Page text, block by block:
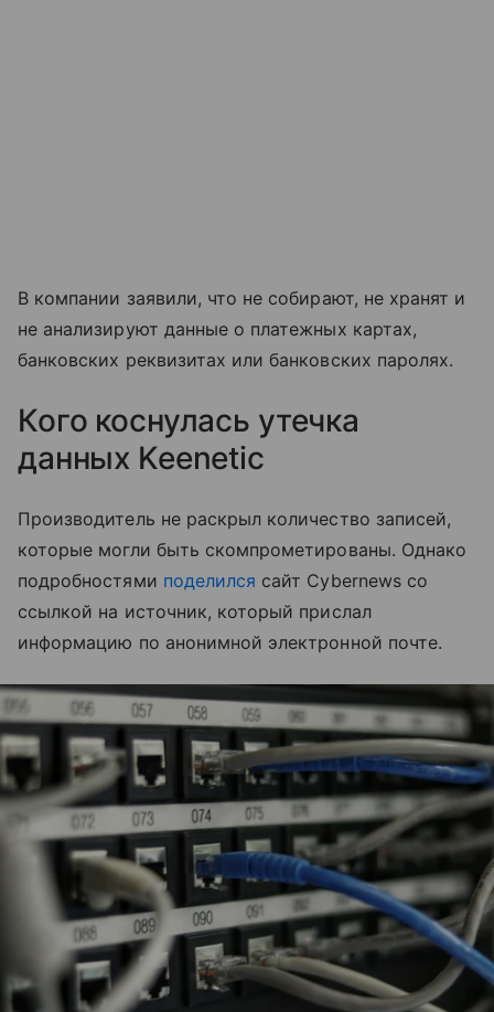
В компании заявили, что не собирают, не хранят и
не анализируют данные о платежных картах,
банковских реквизитах или банковских паролях.
Кого коснулась утечка
данных Keenetic
Производитель не раскрыл количество записей,
которые могли быть скомпрометированы. Однако
подробностями поделился сайт Cybernews со
ссылкой на источник, который прислал
информацию по анонимной электронной почте.